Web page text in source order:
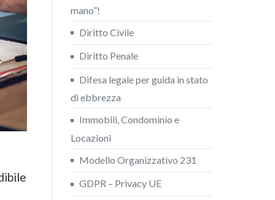
mano”!
Diritto Civile
Diritto Penale
Difesa legale per guida in stato
di ebbrezza
Immobili, Condominio e
Locazioni
Modello Organizzativo 231
GDPR – Privacy UE